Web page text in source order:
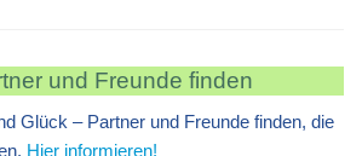
und Freunde finden
Glück – Partner und Freunde finden, die
Hier informieren!